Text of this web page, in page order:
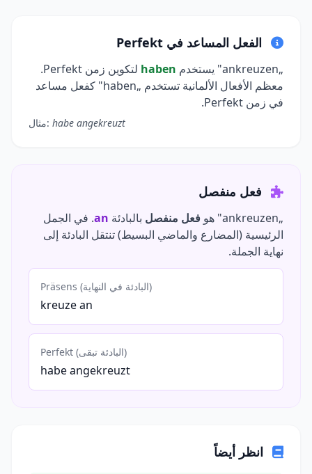
الفعل المساعد في Perfekt
„ankreuzen" يستخدم haben
لتكوين زمن Perfekt.
معظم الأفعال الألمانية تستخدم „haben" كفعل مساعد
في زمن Perfekt.
مثال: habe angekreuzt
فعل منفصل
„ankreuzen" هو فعل منفصل بالبادئة an. في الجمل
الرئيسية (المضارع والماضي البسيط) تنتقل البادئة إلى
نهاية الجملة.
Präsens (البادئة في النهاية)
kreuze an
Perfekt (البادئة تبقى)
habe angekreuzt
انظر أيضاً